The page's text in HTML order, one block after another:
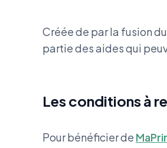
Créée de par la fusion
partie des aides qui
Les conditions à
Pour bénéficier de